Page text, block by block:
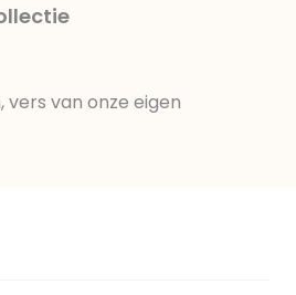
van onze eigen